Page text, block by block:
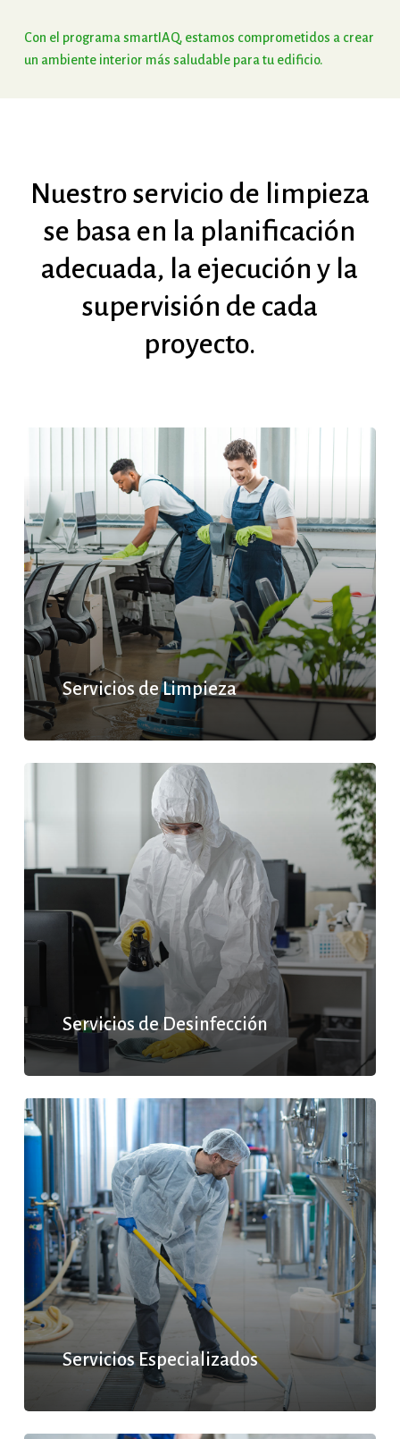
Con el programasmartIAQ, estamos comprometidos a crear
un ambiente interior más saludable paratu edificio.
Nuestro servicio de limpieza
se basa en la planificación
adecuada, la ejecución y la
supervisión de cada
proyecto.
Servicios de Limpieza
Servicios de Desinfección
Servicios Especializados